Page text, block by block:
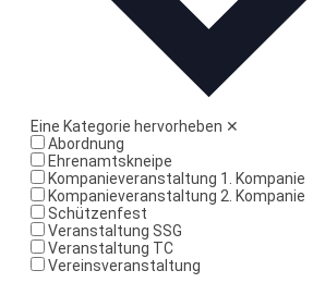
Eine Kategorie hervorheben ✕
Abordnung
Ehrenamtskneipe
Kompanieveranstaltung 1. Kompanie
Kompanieveranstaltung 2. Kompanie
Schützenfest
Veranstaltung SSG
Veranstaltung TC
Vereinsveranstaltung